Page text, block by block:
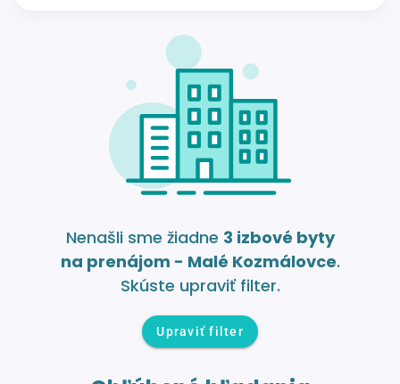
Nenašli sme žiadne 3 izbové byty
na prenájom - Malé Kozmálovce.
Skúste upraviť filter.
Upraviť filter